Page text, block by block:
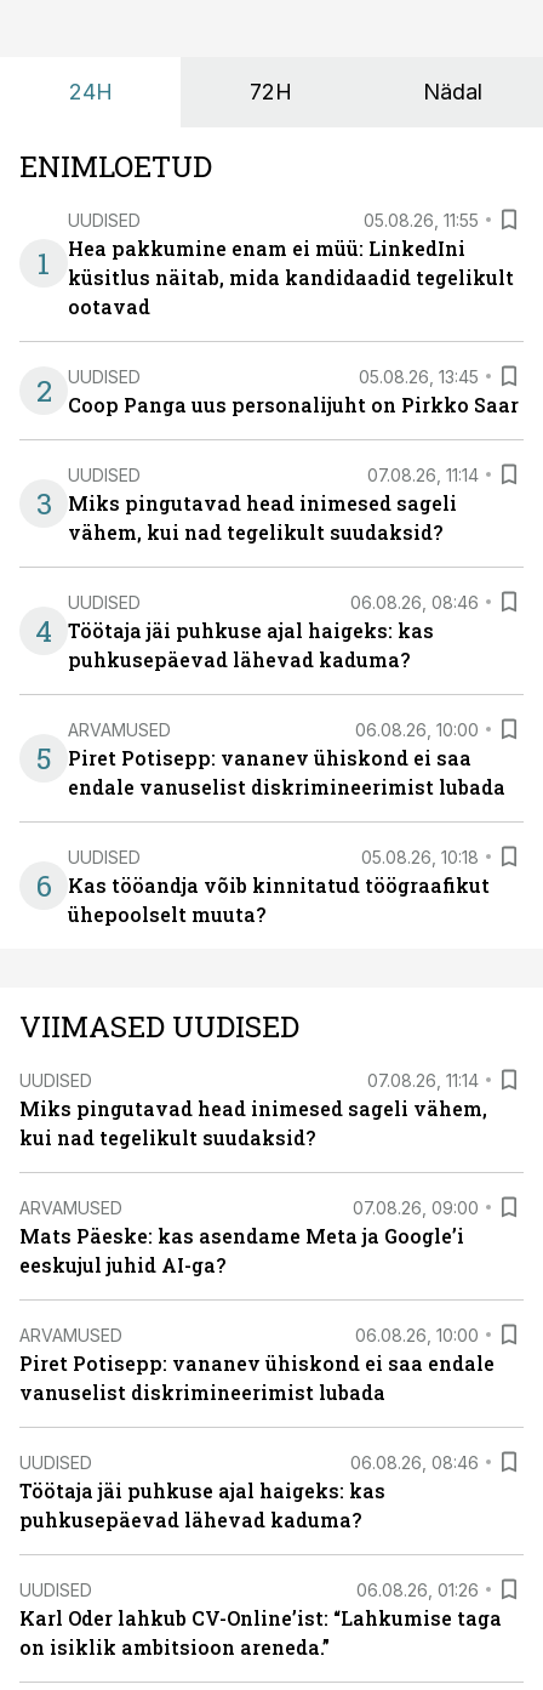
24H 72H Nädal
ENIMLOETUD
1
UUDISED 05.08.26, 11:55
Hea pakkumine enam ei müü: LinkedIni
küsitlus näitab, mida kandidaadid tegelikult
ootavad
2 UUDISED 05.08.26, 13:45
Coop Panga uus personalijuht on Pirkko Saar
3
UUDISED 07.08.26, 11:14
Miks pingutavad head inimesed sageli
vähem, kui nad tegelikult suudaksid?
4
UUDISED 06.08.26, 08:46
Töötaja jäi puhkuse ajal haigeks: kas
puhkusepäevad lähevad kaduma?
5
ARVAMUSED 06.08.26, 10:00
Piret Potisepp: vananev ühiskond ei saa
endale vanuselist diskrimineerimist lubada
6
UUDISED 05.08.26, 10:18
Kas tööandja võib kinnitatud töögraafikut
ühepoolselt muuta?
VIIMASED UUDISED
UUDISED 07.08.26, 11:14
Miks pingutavad head inimesed sageli vähem,
kui nad tegelikult suudaksid?
ARVAMUSED 07.08.26, 09:00
Mats Päeske: kas asendame Meta ja Google’i
eeskujul juhid AI-ga?
ARVAMUSED 06.08.26, 10:00
Piret Potisepp: vananev ühiskond ei saa endale
vanuselist diskrimineerimist lubada
UUDISED 06.08.26, 08:46
Töötaja jäi puhkuse ajal haigeks: kas
puhkusepäevad lähevad kaduma?
UUDISED 06.08.26, 01:26
Karl Oder lahkub CV-Online’ist: “Lahkumise taga
on isiklik ambitsioon areneda.”